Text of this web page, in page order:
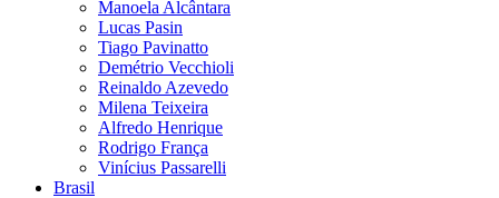
Manoela Alcântara
Lucas Pasin
Tiago Pavinatto
Demétrio Vecchioli
Reinaldo Azevedo
Milena Teixeira
Alfredo Henrique
Rodrigo França
Vinícius Passarelli
Brasil